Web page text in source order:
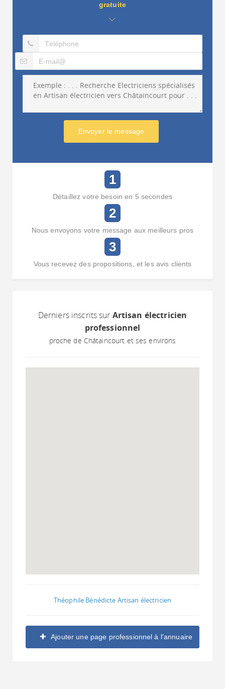
gratuite
Envoyer le message
1
Détaillez votre besoin en 5 secondes
2
Nous envoyons votre message aux meilleurs pros
3
Vous recevez des propositions, et les avis clients
Derniers inscrits sur Artisan électricien
professionnel
proche de Châtaincourt et ses environs
Théophile Bénédicte Artisan électricien
Ajouter une page professionnel à l'annuaire